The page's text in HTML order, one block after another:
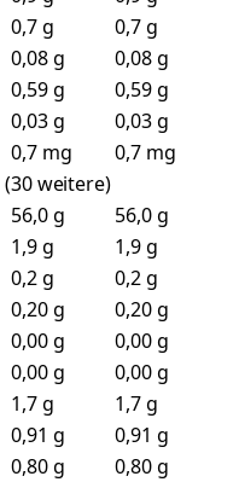
0,7 g
0,7 g
0,08 g
0,08 g
0,59 g
0,59 g
0,03 g
0,03 g
0,7 mg
0,7 mg
weitere)
56,0 g
56,0 g
1,9 g
1,9 g
0,2 g
0,2 g
0,20 g
0,20 g
0,00 g
0,00 g
0,00 g
0,00 g
1,7 g
1,7 g
0,91 g
0,91 g
0,80 g
0,80 g